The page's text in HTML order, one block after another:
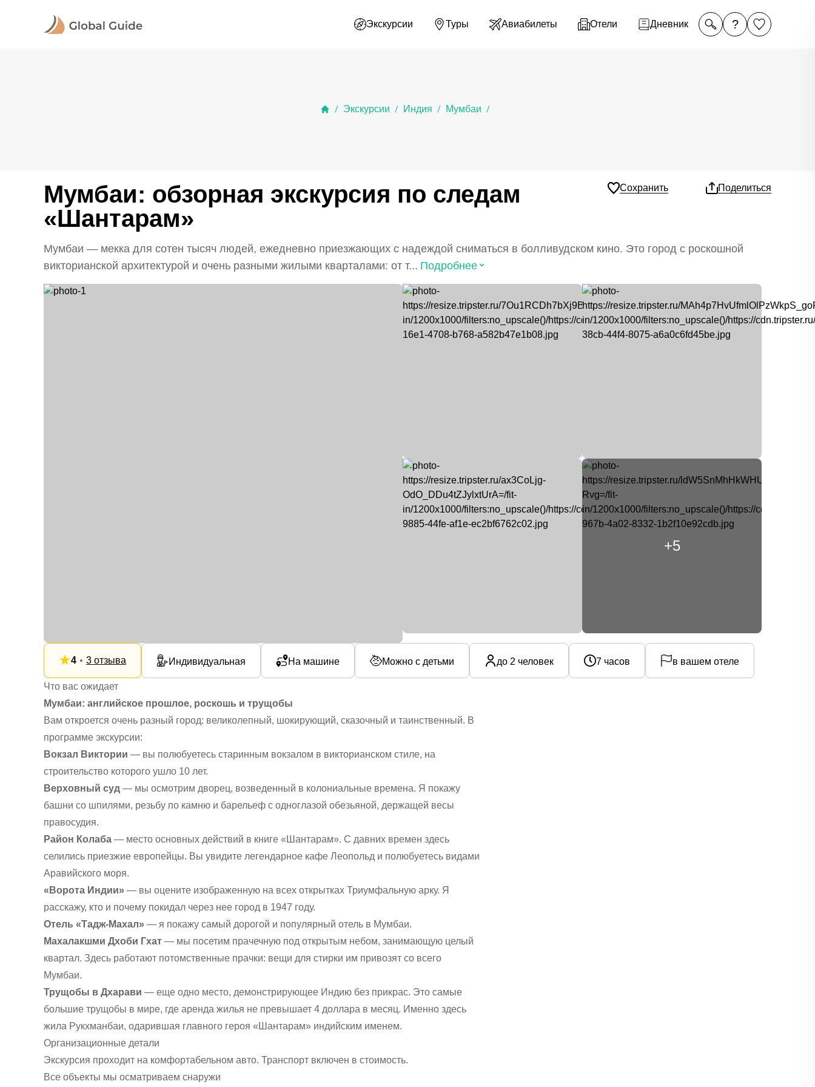
Экскурсии Туры Авиабилеты Отели Дневник ?
/ Экскурсии / Индия / Мумбаи /
Мумбаи: обзорная экскурсия по следам
«Шантарам»
Сохранить Поделиться
Мумбаи — мекка для сотен тысяч людей, ежедневно приезжающих с надеждой сниматься в болливудском кино. Это город с роскошной
викторианской архитектурой и очень разными жилыми кварталами: от т... Подробнее⌃
+5
4 3 отзыва Индивидуальная На машине Можно с детьми до 2 человек 7 часов в вашем отеле
Что вас ожидает
Мумбаи: английское прошлое, роскошь и трущобы
Вам откроется очень разный город: великолепный, шокирующий, сказочный и таинственный. В
программе экскурсии:
Вокзал Виктории — вы полюбуетесь старинным вокзалом в викторианском стиле, на
строительство которого ушло 10 лет.
Верховный суд — мы осмотрим дворец, возведенный в колониальные времена. Я покажу
башни со шпилями, резьбу по камню и барельеф с одноглазой обезьяной, держащей весы
правосудия.
Район Колаба — место основных действий в книге «Шантарам». С давних времен здесь
селились приезжие европейцы. Вы увидите легендарное кафе Леопольд и полюбуетесь видами
Аравийского моря.
«Ворота Индии» — вы оцените изображенную на всех открытках Триумфальную арку. Я
расскажу, кто и почему покидал через нее город в 1947 году.
Отель «Тадж-Махал» — я покажу самый дорогой и популярный отель в Мумбаи.
Махалакшми Дхоби Гхат — мы посетим прачечную под открытым небом, занимающую целый
квартал. Здесь работают потомственные прачки: вещи для стирки им привозят со всего
Мумбаи.
Трущобы в Дхарави — еще одно место, демонстрирующее Индию без прикрас. Это самые
большие трущобы в мире, где аренда жилья не превышает 4 доллара в месяц. Именно здесь
жила Рукхманбаи, одарившая главного героя «Шантарам» индийским именем.
Организационные детали
Экскурсия проходит на комфортабельном авто. Транспорт включен в стоимость.
Все объекты мы осматриваем снаружи